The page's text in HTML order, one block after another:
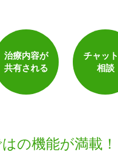
治療内容が
共有される
チャッ
相談
の機能が満載！